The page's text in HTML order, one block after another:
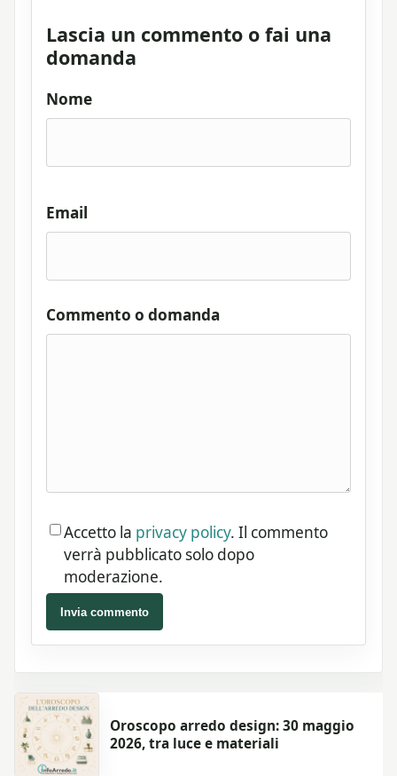
Lascia un commento o fai una
domanda
Nome
Email
Commento o domanda
Accetto la privacy policy. Il commento
verrà pubblicato solo dopo
moderazione.
Invia commento
Oroscopo arredo design: 30 maggio
2026, tra luce e materiali